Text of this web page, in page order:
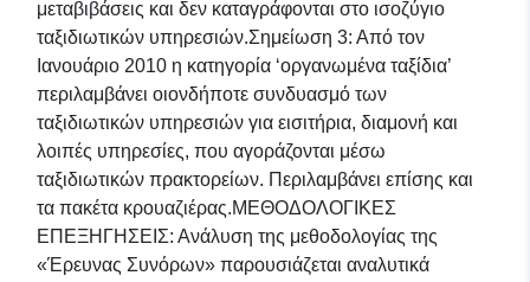
μεταβιβάσεις και δεν καταγράφονται στο ισοζύγιο
ταξιδιωτικών υπηρεσιών.Σημείωση 3: Από τον
Ιανουάριο 2010 η κατηγορία ‘οργανωμένα ταξίδια’
περιλαμβάνει οιονδήποτε συνδυασμό των
ταξιδιωτικών υπηρεσιών για εισιτήρια, διαμονή και
λοιπές υπηρεσίες, που αγοράζονται μέσω
ταξιδιωτικών πρακτορείων. Περιλαμβάνει επίσης και
τα πακέτα κρουαζιέρας.ΜΕΘΟΔΟΛΟΓΙΚΕΣ
ΕΠΕΞΗΓΗΣΕΙΣ: Ανάλυση της μεθοδολογίας της
«Έρευνας Συνόρων» παρουσιάζεται αναλυτικά